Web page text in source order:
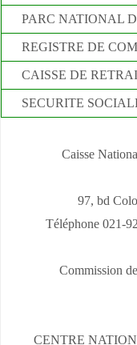
PARC NATIONAL
REGISTRE DE
CAISSE DE
SECURITE
Caisse
97, bd
Téléphone 021-
Commission
CENTRE